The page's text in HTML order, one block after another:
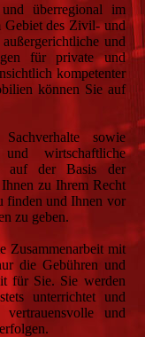
überregional im
Gebiet des Zivil- und
und
für private und
kompetenter
können Sie auf
sowie
wirtschaftliche
auf der Basis der
zu Ihrem Recht
finden und Ihnen vor
zu geben.
Zusammenarbeit mit
die Gebühren und
für Sie. Sie werden
unterrichtet und
und